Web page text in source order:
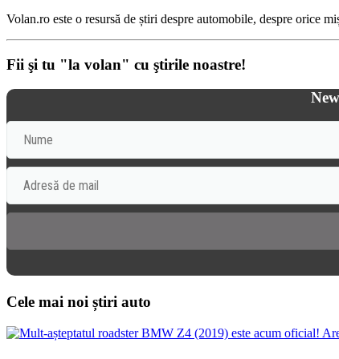
Volan.ro este o resursă de știri despre automobile, despre orice
Fii şi tu "la volan" cu ştirile noastre!
Cele mai noi știri auto